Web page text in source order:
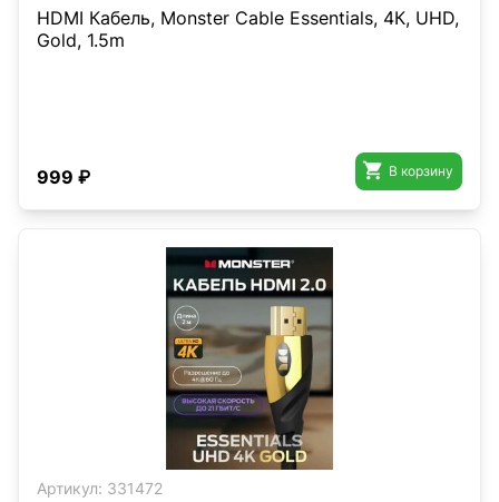
HDMI Кабель, Monster Cable Essentials, 4К, UHD,
Gold, 1.5m
999 ₽  В корзину
Артикул: 331472